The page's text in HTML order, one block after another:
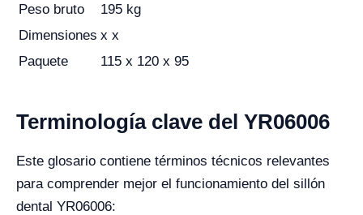
Peso bruto
195 kg
Dimensiones x x
Paquete
115 x 120 x 95
Terminología clave del YR06006
Este glosario contiene términos técnicos relevantes
para comprender mejor el funcionamiento del sillón
dental YR06006: